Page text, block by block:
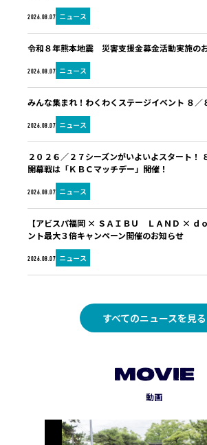
2026.08.07 ニュース
2026.08.07 ニュース
令和８年熊本地震 災害支援金募金活動実施の
2026.08.07 ニュース
みんな集まれ！わくわくステージイベント ８／
2026.08.07 ニュース
２０２６／２７シーズンがいよいよスタート！
開幕戦は「ＫＢＣマッチデー」開催！
2026.08.07 ニュース
【アビスパ福岡 × ＳＡＩＢＵ ＬＡＮＤ × ｄ
ント最大３倍キャンペーン開催のお知らせ
すべてのニュースを見る
MOVIE
動画